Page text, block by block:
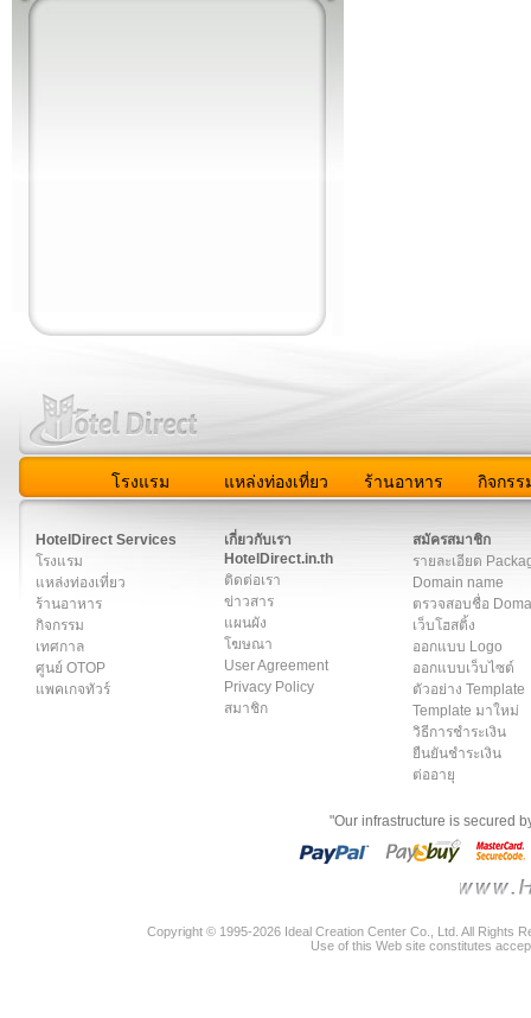
โรงแรม แหล่งท่องเที่ยว ร้านอาหาร กิจกรร
HotelDirect Services
โรงแรม
แหล่งท่องเที่ยว
ร้านอาหาร
กิจกรรม
เทศกาล
ศูนย์ OTOP
แพคเกจทัวร์
เกี่ยวกับเรา
HotelDirect.in.th
ติดต่อเรา
ข่าวสาร
แผนผัง
โฆษณา
User Agreement
Privacy Policy
สมาชิก
สมัครสมาชิก
รายละเอียด
Domain name
ตรวจสอบชื่อ
เว็บโฮสติ้ง
ออกแบบ Logo
ออกแบบเว็บไซต์
ตัวอย่าง Template
Template มาใหม่
วิธีการชำระเงิน
ยืนยันชำระเงิน
ต่ออายุ
"Our infrastructure is secured
Copyright © 1995-2026 Ideal Creation Center Co., Ltd. All Rights
Use of this Web site constitutes